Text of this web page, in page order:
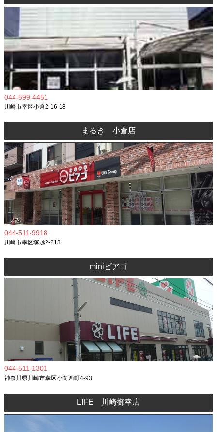
044-599-4451
川崎市幸区小倉2-16-18
まるき 小倉店
044-511-9918
川崎市幸区塚越2-213
miniピアゴ
044-511-1301
神奈川県川崎市幸区小向西町4-93
LIFE 川崎御幸店